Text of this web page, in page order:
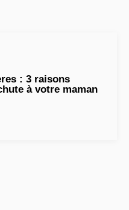
: 3 raisons
à votre maman